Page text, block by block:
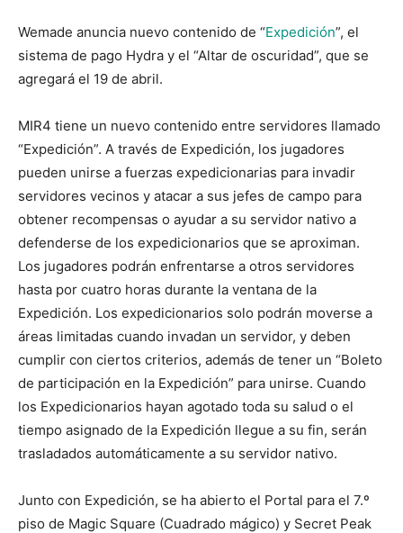
Wemade anuncia nuevo contenido de “Expedición”, el
sistema de pago Hydra y el “Altar de oscuridad”, que se
agregará el 19 de abril.
MIR4 tiene un nuevo contenido entre servidores llamado
“Expedición”. A través de Expedición, los jugadores
pueden unirse a fuerzas expedicionarias para invadir
servidores vecinos y atacar a sus jefes de campo para
obtener recompensas o ayudar a su servidor nativo a
defenderse de los expedicionarios que se aproximan.
Los jugadores podrán enfrentarse a otros servidores
hasta por cuatro horas durante la ventana de la
Expedición. Los expedicionarios solo podrán moverse a
áreas limitadas cuando invadan un servidor, y deben
cumplir con ciertos criterios, además de tener un “Boleto
de participación en la Expedición” para unirse. Cuando
los Expedicionarios hayan agotado toda su salud o el
tiempo asignado de la Expedición llegue a su fin, serán
trasladados automáticamente a su servidor nativo.
Junto con Expedición, se ha abierto el Portal para el 7.º
piso de Magic Square (Cuadrado mágico) y Secret Peak